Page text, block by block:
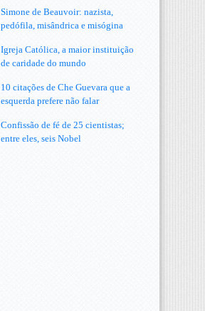
Simone de Beauvoir: nazista,
pedófila, misândrica e misógina
Igreja Católica, a maior instituição
de caridade do mundo
10 citações de Che Guevara que a
esquerda prefere não falar
Confissão de fé de 25 cientistas;
entre eles, seis Nobel